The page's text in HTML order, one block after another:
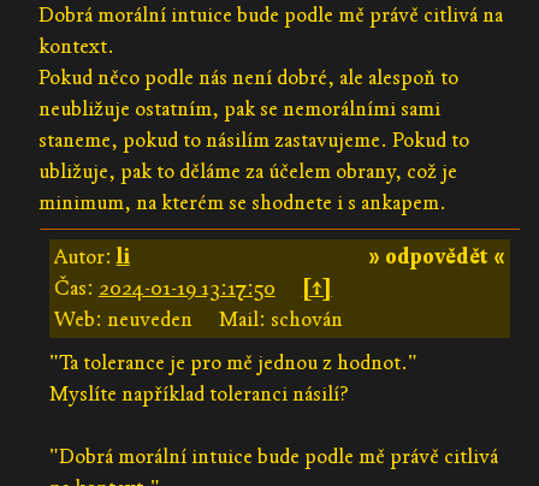
Dobrá morální intuice bude podle mě právě citlivá na
kontext.
Pokud něco podle nás není dobré, ale alespoň to
neubližuje ostatním, pak se nemorálními sami
staneme, pokud to násilím zastavujeme. Pokud to
ubližuje, pak to děláme za účelem obrany, což je
minimum, na kterém se shodnete i s ankapem.
» odpovědět «
Autor:li
Čas: 2024-01-19 13:17:50
[↑]
Web: neuveden
Mail: schován
"Ta tolerance je pro mě jednou z hodnot."
Myslíte například toleranci násilí?
"Dobrá morální intuice bude podle mě právě citlivá